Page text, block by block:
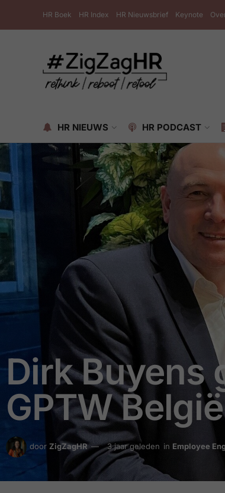
HR Boek HR Index HR Nieuwsbrief Keynote
HR NIEUWS HR PODCAST
Dirk Buyens
GPTW
door ZigZagHR 3 jaar geleden in Employee